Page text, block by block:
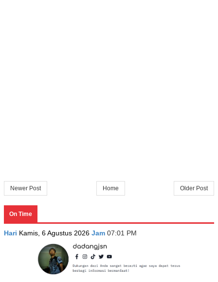
Newer Post Older Post
Home
On Time
Hari Kamis, 6 Agustus 2026 Jam 07:01 PM